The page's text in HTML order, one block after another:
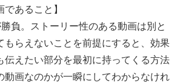
であること】
負。ストーリー性のある動画は別と
もらえないことを前提にすると、効果
伝えたい部分を最初に持ってくる方法
動画なのかが一瞬にしてわからなけれ